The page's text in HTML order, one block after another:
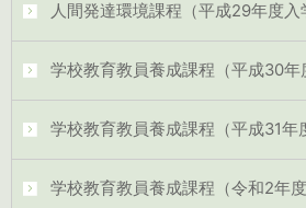
人間発達環境課程（平成29年度入
学校教育教員養成課程（平成30年
学校教育教員養成課程（平成31年
学校教育教員養成課程（令和2年度